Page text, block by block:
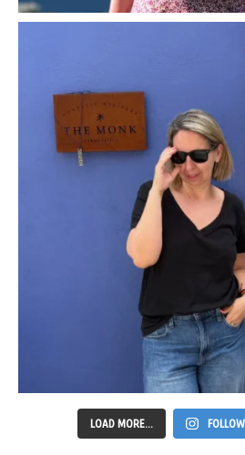
LOAD MORE...